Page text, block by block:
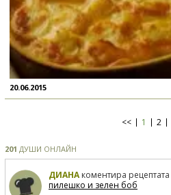
20.06.2015
<< 1 2
201 ДУШИ ОНЛАЙН
ДИАНАкоментира рецептата
пилешко и зелен боб